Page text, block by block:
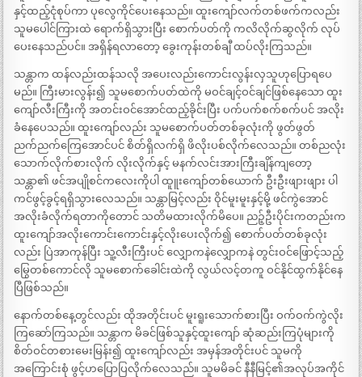
နှင့်ထည့်ငုံစုပ်ကာ ပုလွေကိုင်ပေးနေသည်။ ထူးကျော်လက်တစ်ဖက်ကလည်း
သူမပေါင်ကြားထဲ ရောက်ရှိသွားပြီး စောက်ပတ်ကို ကလိလိုက်ဆွလိုက် လုပ်
ပေးနေသည်ပင်။ အရှိန်ရလာတော့ ခွေးကုန်းတစ်ချီ ထပ်လိုးကြသည်။
သန္တာက ထန်လည်းထန်သလို အပေးလည်းကောင်းလွန်းလှသူဟုပြောရပေ
မည်။ ကြီးမားလွန်း၍ သူမစောက်ပတ်ထဲကို မဝင်ချင့်ဝင်ချင်ဖြစ်နေသော ထူး
ကျော်လီးကြီးကို အတင်းဝင်အောင်ထည့်ခိုင်းပြီး ပက်ပက်စက်စက်ပင် အလိုး
ခံနေပေသည်။ ထူးကျော်လည်း သူမစောက်ပတ်တစ်ခုလုံးကို ဖွတ်ဖွတ်
ညက်ညက်ကြေအောင်ပင် စိတ်ရှိလက်ရှိ ဖိလိုးပစ်လိုက်လေသည်။ တစ်ညလုံး
သောက်လိုက်စားလိုက် လိုးလိုက်နှင့် မနက်လင်းအားကြီးချိန်ကျတော့
သန္တာ၏ ဖင်အပျိုစင်ကလေးကိုပါ ထူူးကျော်တစ်ယောက် ဦးဦးဖျားဖျား ပါ
ကင်ဖွင့်ခွင့်ရရှိသွားလေသည်။ သန္တာမြင့်လည်း ဝိုင်မူးမူးနှင့်မို့ ဖင်ကွဲအောင်
အလိုးခံလိုက်ရတာကိုတောင် သတိမထားလိုက်မိပေ။ ညဉ့်ဦးပိုင်းကတည်းက
ထူးကျော်အလိုးကောင်းကောင်းနှင့်လိုးပေးလိုက်၍ စောက်ပတ်တစ်ခုလုံး
လည်း ပြဲအာကုန်ပြီး သူ့လီးကြီးပင် လျှောကနဲလျှောကနဲ တွင်းဝင်ဖြောင့်သည့်
မြွေတစ်ကောင်လို သူမစောက်ခေါင်းထဲကို လွယ်လင့်တကူ ဝင်နိုင်ထွက်နိုင်နေ
ပြီဖြစ်သည်။
နောက်တစ်နေ့တွင်လည်း ထိုအတိုင်းပင် မူးရူးသောက်စားပြီး ဝက်ဝက်ကွဲလိုး
ကြဆော်ကြသည်။ သန္တာက မိခင်ဖြစ်သူနှင့်ထူးကျော် ဆုံဆည်းကြပုံများကို
စိတ်ဝင်တစားမေးမြန်း၍ ထူးကျော်လည်း အမှန်အတိုင်းပင် သူမကို
အကြောင်းစုံ ဖွင့်ဟပြောပြလိုက်လေသည်။ သူမမိခင် နီနီမြင့်၏အလုပ်အကိုင်